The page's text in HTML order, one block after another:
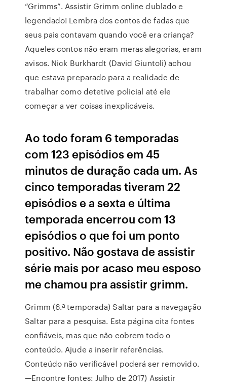
“Grimms”. Assistir Grimm online dublado e
legendado! Lembra dos contos de fadas que
seus pais contavam quando você era criança?
Aqueles contos não eram meras alegorias, eram
avisos. Nick Burkhardt (David Giuntoli) achou
que estava preparado para a realidade de
trabalhar como detetive policial até ele
começar a ver coisas inexplicáveis.
Ao todo foram 6 temporadas
com 123 episódios em 45
minutos de duração cada um. As
cinco temporadas tiveram 22
episódios e a sexta e última
temporada encerrou com 13
episódios o que foi um ponto
positivo. Não gostava de assistir
série mais por acaso meu esposo
me chamou pra assistir grimm.
Grimm (6.ª temporada) Saltar para a navegação
Saltar para a pesquisa. Esta página cita fontes
confiáveis, mas que não cobrem todo o
conteúdo. Ajude a inserir referências.
Conteúdo não verificável poderá ser removido.
—Encontre fontes: Julho de 2017) Assistir